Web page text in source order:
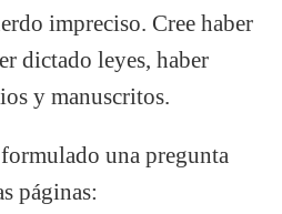
impreciso. Cree haber
dictado leyes, haber
y manuscritos.
una pregunta
páginas: